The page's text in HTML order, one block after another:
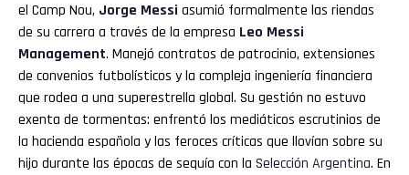
el Camp Nou, Jorge Messi asumió formalmente las riendas
de su carrera a través de la empresa Leo Messi
Management. Manejó contratos de patrocinio, extensiones
de convenios futbolísticos y la compleja ingeniería financiera
que rodea a una superestrella global. Su gestión no estuvo
exenta de tormentas: enfrentó los mediáticos escrutinios de
la hacienda española y las feroces críticas que llovían sobre su
hijo durante las épocas de sequía con la Selección Argentina. En